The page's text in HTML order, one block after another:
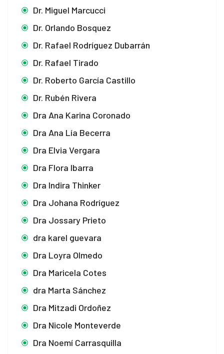
Dr. Miguel Marcucci
Dr. Orlando Bosquez
Dr. Rafael Rodríguez Dubarrán
Dr. Rafael Tirado
Dr. Roberto García Castillo
Dr. Rubén Rivera
Dra Ana Karina Coronado
Dra Ana Lía Becerra
Dra Elvia Vergara
Dra Flora Ibarra
Dra Indira Thinker
Dra Johana Rodríguez
Dra Jossary Prieto
dra karel guevara
Dra Loyra Olmedo
Dra Maricela Cotes
dra Marta Sánchez
Dra Mitzadi Ordoñez
Dra Nicole Monteverde
Dra Noemí Carrasquilla